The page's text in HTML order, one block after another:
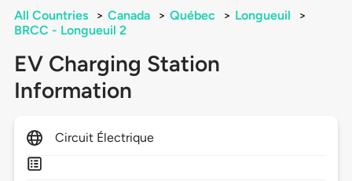
All Countries > Canada > Québec > Longueuil
>
BRCC - Longueuil 2
EV Charging Station
Information
Circuit Électrique